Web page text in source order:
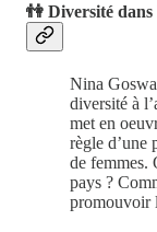
👫 Diversité dans
Nina
diversité à
met en
règle d’une
de femmes.
pays ?
promouvoir